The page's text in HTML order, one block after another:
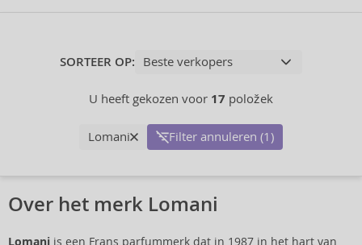
SORTEER OP:
U heeft gekozen voor 17 položek
Lomani Filter annuleren (1)
Over het merk Lomani
Lomani is een Frans parfummerk dat in 1987 in het hart van